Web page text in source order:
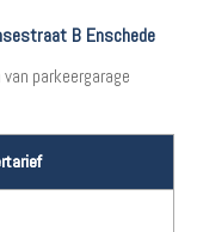
B Enschede
parkeergarage